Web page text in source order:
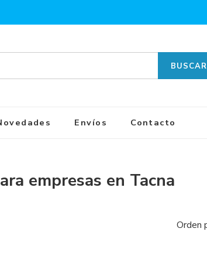
BUSCAR
Envíos Contacto
empresas en Tacna